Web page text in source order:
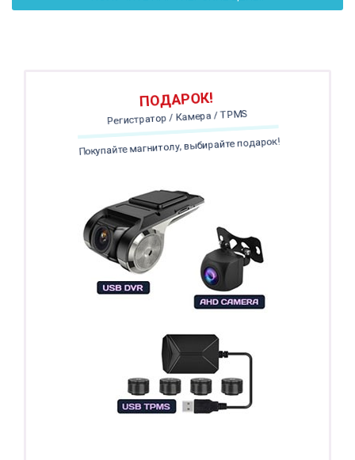
ПОДАРОК!
Регистратор / Камера / TPMS
Покупайте магнитолу, выбирайте подарок!